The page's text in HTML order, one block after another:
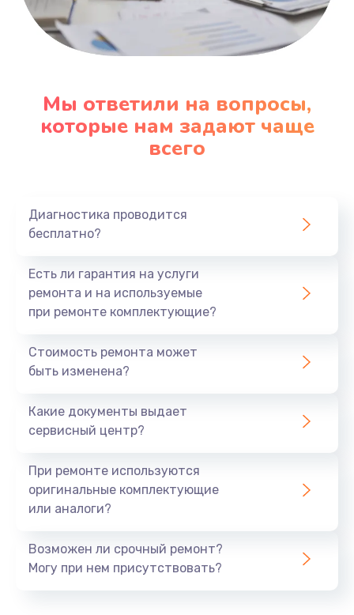
Мы ответили на вопросы,
которые нам задают чаще
всего
Диагностика проводится
бесплатно?
Есть ли гарантия на услуги
ремонта и на используемые
при ремонте комплектующие?
Стоимость ремонта может
быть изменена?
Какие документы выдает
сервисный центр?
При ремонте используются
оригинальные комплектующие
или аналоги?
Возможен ли срочный ремонт?
Могу при нем присутствовать?